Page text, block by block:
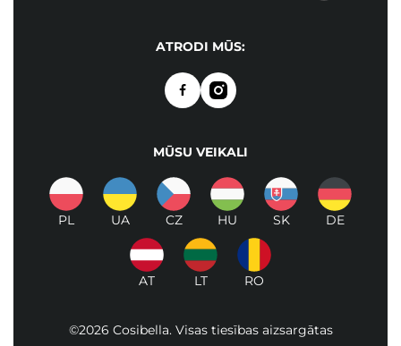
ATRODI MŪS:
MŪSU VEIKALI
PL UA CZ HU SK DE
AT LT RO
©2026 Cosibella. Visas tiesības aizsargātas